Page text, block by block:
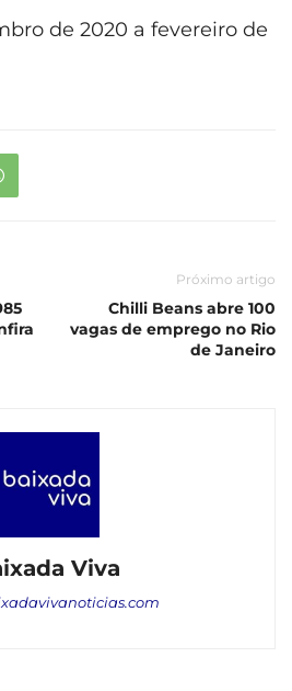
de 2020 a fevereiro de
Próximo artigo
Chilli Beans abre 100
vagas de emprego no Rio
de Janeiro
Viva